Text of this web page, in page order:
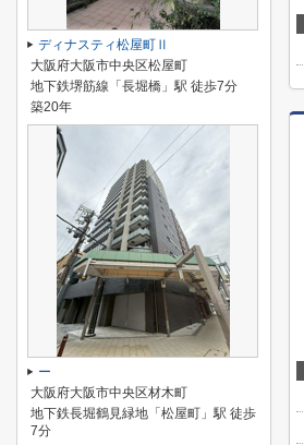
ディナスティ松屋町Ⅱ
大阪府大阪市中央区松屋町
地下鉄堺筋線「長堀橋」駅 徒歩7分
築20年
ー
大阪府大阪市中央区材木町
地下鉄長堀鶴見緑地「松屋町」駅 徒歩
7分